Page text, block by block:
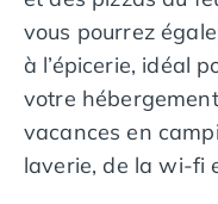
Camping Les Alpes
Camping
Camping Savoie
Camping Sud Ouest
Offres spéciales
Bons plans du
Avantages & autres
vous pourrez
à l’épicerie, idéal
votre
vacances en
laverie, de la wi-fi